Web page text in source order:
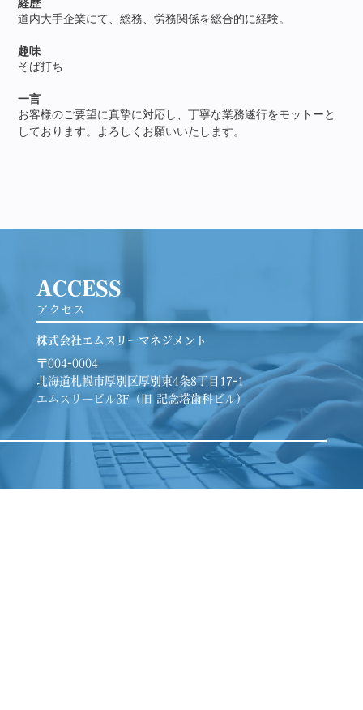
経歴
道内大手企業にて、総務、労務関係を総合的に経験。
趣味
そば打ち
一言
お客様のご要望に真摯に対応し、丁寧な業務遂行をモットーと
しております。よろしくお願いいたします。
ACCESS
アクセス
株式会社エムスリーマネジメント
〒004-0004
北海道札幌市厚別区厚別東4条8丁目17-1
エムスリービル3F（旧 記念塔歯科ビル）